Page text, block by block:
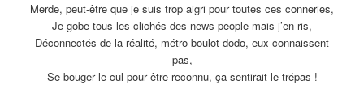
Merde, peut-être que je suis trop aigri pour toutes ces conneries,
Je gobe tous les clichés des news people mais j’en ris,
Déconnectés de la réalité, métro boulot dodo, eux connaissent
pas,
Se bouger le cul pour être reconnu, ça sentirait le trépas !